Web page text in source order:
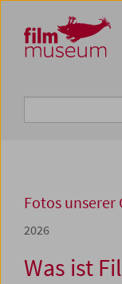
Zum Inhalt
Zum Hauptmenü
Zur Servicenavigation
Zum Suche
Fotos unserer
2026
Was ist